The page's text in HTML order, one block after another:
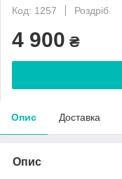
Код: 1257
Роздріб
4 900 ₴
Опис Доставка
Опис